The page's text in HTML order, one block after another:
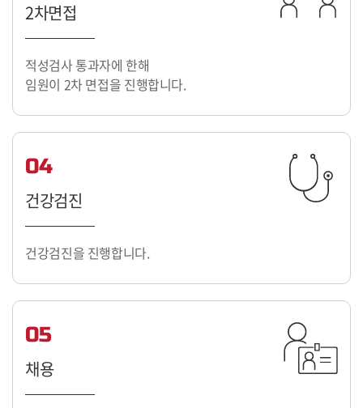
2차면접
적성검사 통과자에 한해
임원이 2차 면접을 진행합니다.
04
건강검진
건강검진을 진행합니다.
05
채용